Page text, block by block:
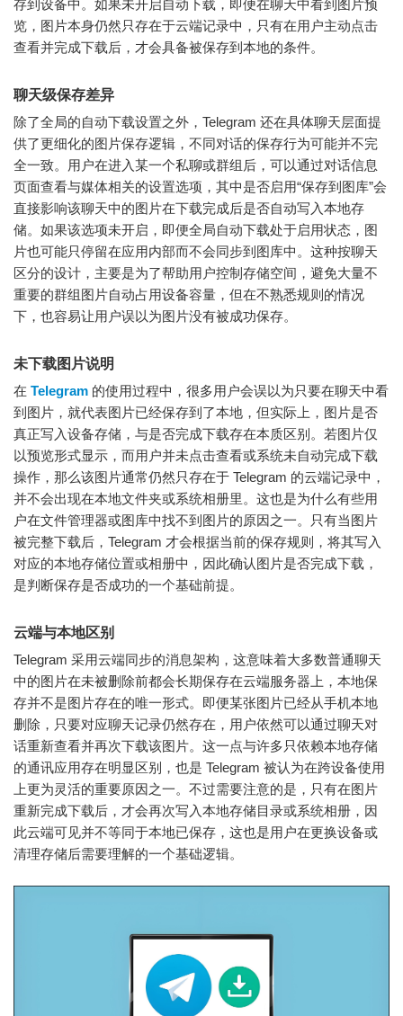
存到设备中。如果未开启自动下载，即便在聊天中看到图片预
览，图片本身仍然只存在于云端记录中，只有在用户主动点击
查看并完成下载后，才会具备被保存到本地的条件。
聊天级保存差异
除了全局的自动下载设置之外，Telegram 还在具体聊天层面提
供了更细化的图片保存逻辑，不同对话的保存行为可能并不完
全一致。用户在进入某一个私聊或群组后，可以通过对话信息
页面查看与媒体相关的设置选项，其中是否启用“保存到图库”会
直接影响该聊天中的图片在下载完成后是否自动写入本地存
储。如果该选项未开启，即便全局自动下载处于启用状态，图
片也可能只停留在应用内部而不会同步到图库中。这种按聊天
区分的设计，主要是为了帮助用户控制存储空间，避免大量不
重要的群组图片自动占用设备容量，但在不熟悉规则的情况
下，也容易让用户误以为图片没有被成功保存。
未下载图片说明
在 Telegram 的使用过程中，很多用户会误以为只要在聊天中看
到图片，就代表图片已经保存到了本地，但实际上，图片是否
真正写入设备存储，与是否完成下载存在本质区别。若图片仅
以预览形式显示，而用户并未点击查看或系统未自动完成下载
操作，那么该图片通常仍然只存在于 Telegram 的云端记录中，
并不会出现在本地文件夹或系统相册里。这也是为什么有些用
户在文件管理器或图库中找不到图片的原因之一。只有当图片
被完整下载后，Telegram 才会根据当前的保存规则，将其写入
对应的本地存储位置或相册中，因此确认图片是否完成下载，
是判断保存是否成功的一个基础前提。
云端与本地区别
Telegram 采用云端同步的消息架构，这意味着大多数普通聊天
中的图片在未被删除前都会长期保存在云端服务器上，本地保
存并不是图片存在的唯一形式。即便某张图片已经从手机本地
删除，只要对应聊天记录仍然存在，用户依然可以通过聊天对
话重新查看并再次下载该图片。这一点与许多只依赖本地存储
的通讯应用存在明显区别，也是 Telegram 被认为在跨设备使用
上更为灵活的重要原因之一。不过需要注意的是，只有在图片
重新完成下载后，才会再次写入本地存储目录或系统相册，因
此云端可见并不等同于本地已保存，这也是用户在更换设备或
清理存储后需要理解的一个基础逻辑。